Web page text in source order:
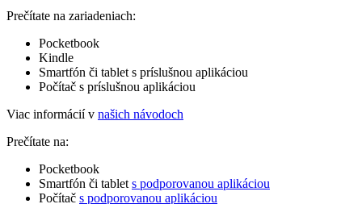
Prečítate na zariadeniach:
Pocketbook
Kindle
Smartfón či tablet s príslušnou aplikáciou
Počítač s príslušnou aplikáciou
Viac informácií v našich návodoch
Prečítate na:
Pocketbook
Smartfón či tablet s podporovanou aplikáciou
Počítač s podporovanou aplikáciou